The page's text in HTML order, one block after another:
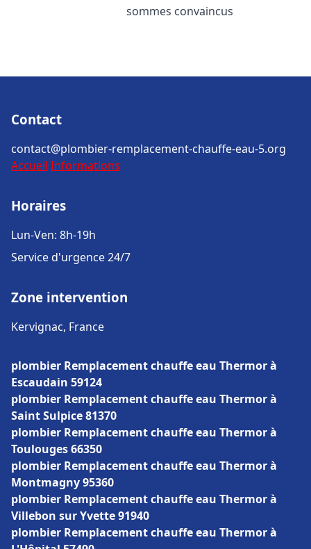
sommes convaincus
Contact
contact@plombier-remplacement-chauffe-eau-5.org
Accueil Informations
Horaires
Lun-Ven: 8h-19h
Service d'urgence 24/7
Zone intervention
Kervignac, France
plombier Remplacement chauffe eau Thermor à
Escaudain 59124
plombier Remplacement chauffe eau Thermor à
Saint Sulpice 81370
plombier Remplacement chauffe eau Thermor à
Toulouges 66350
plombier Remplacement chauffe eau Thermor à
Montmagny 95360
plombier Remplacement chauffe eau Thermor à
Villebon sur Yvette 91940
plombier Remplacement chauffe eau Thermor à